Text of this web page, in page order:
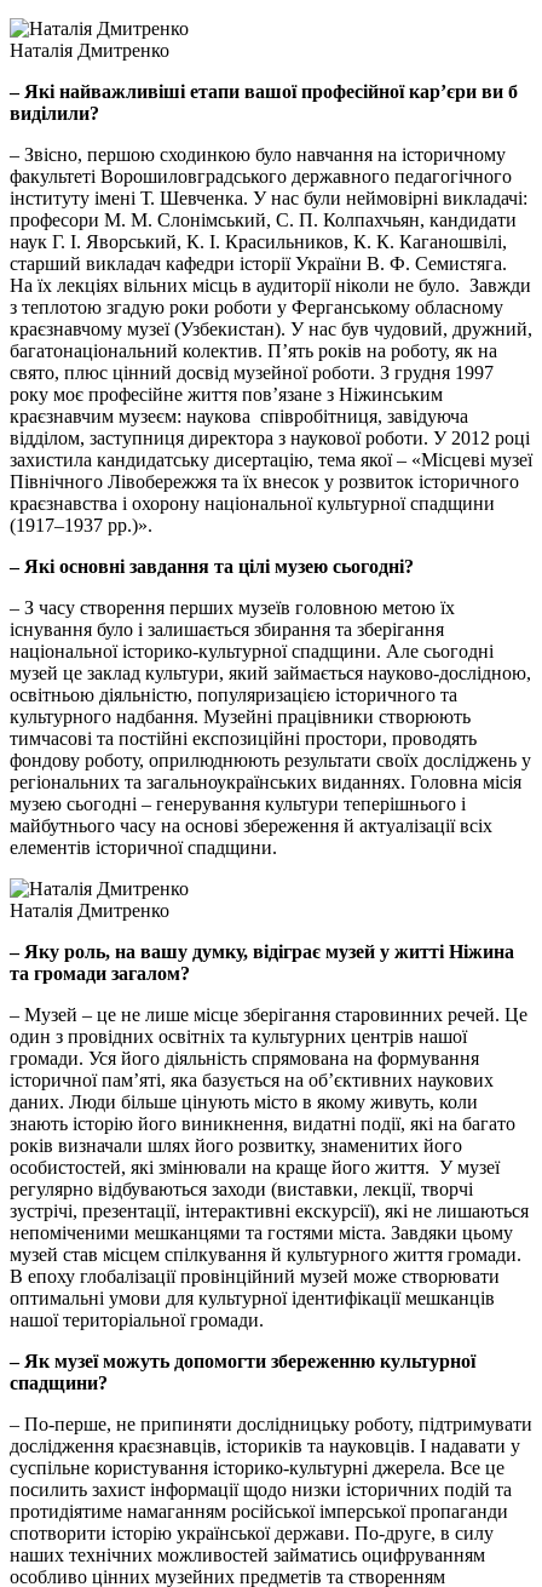
Наталія Дмитренко
– Які найважливіші етапи вашої професійної кар’єри ви б
виділили?
– Звісно, першою сходинкою було навчання на історичному
факультеті Ворошиловградського державного педагогічного
інституту імені Т. Шевченка. У нас були неймовірні викладачі:
професори М. М. Слонімський, С. П. Колпахчьян, кандидати
наук Г. І. Яворський, К. І. Красильников, К. К. Каганошвілі,
старший викладач кафедри історії України В. Ф. Семистяга.
На їх лекціях вільних місць в аудиторії ніколи не було. Завжди
з теплотою згадую роки роботи у Ферганському обласному
краєзнавчому музеї (Узбекистан). У нас був чудовий, дружний,
багатонаціональний колектив. П’ять років на роботу, як на
свято, плюс цінний досвід музейної роботи. З грудня 1997
року моє професійне життя пов’язане з Ніжинським
краєзнавчим музеєм: наукова співробітниця, завідуюча
відділом, заступниця директора з наукової роботи. У 2012 році
захистила кандидатську дисертацію, тема якої – «Місцеві музеї
Північного Лівобережжя та їх внесок у розвиток історичного
краєзнавства і охорону національної культурної спадщини
(1917–1937 рр.)».
– Які основні завдання та цілі музею сьогодні?
– З часу створення перших музеїв головною метою їх
існування було і залишається збирання та зберігання
національної історико-культурної спадщини. Але сьогодні
музей це заклад культури, який займається науково-дослідною,
освітньою діяльністю, популяризацією історичного та
культурного надбання. Музейні працівники створюють
тимчасові та постійні експозиційні простори, проводять
фондову роботу, оприлюднюють результати своїх досліджень у
регіональних та загальноукраїнських виданнях. Головна місія
музею сьогодні – генерування культури теперішнього і
майбутнього часу на основі збереження й актуалізації всіх
елементів історичної спадщини.
Наталія Дмитренко
– Яку роль, на вашу думку, відіграє музей у житті Ніжина
та громади загалом?
– Музей – це не лише місце зберігання старовинних речей. Це
один з провідних освітніх та культурних центрів нашої
громади. Уся його діяльність спрямована на формування
історичної пам’яті, яка базується на об’єктивних наукових
даних. Люди більше цінують місто в якому живуть, коли
знають історію його виникнення, видатні події, які на багато
років визначали шлях його розвитку, знаменитих його
особистостей, які змінювали на краще його життя. У музеї
регулярно відбуваються заходи (виставки, лекції, творчі
зустрічі, презентації, інтерактивні екскурсії), які не лишаються
непоміченими мешканцями та гостями міста. Завдяки цьому
музей став місцем спілкування й культурного життя громади.
В епоху глобалізації провінційний музей може створювати
оптимальні умови для культурної ідентифікації мешканців
нашої територіальної громади.
– Як музеї можуть допомогти збереженню культурної
спадщини?
– По-перше, не припиняти дослідницьку роботу, підтримувати
дослідження краєзнавців, істориків та науковців. І надавати у
суспільне користування історико-культурні джерела. Все це
посилить захист інформації щодо низки історичних подій та
протидіятиме намаганням російської імперської пропаганди
спотворити історію української держави. По-друге, в силу
наших технічних можливостей займатись оцифруванням
особливо цінних музейних предметів та створенням